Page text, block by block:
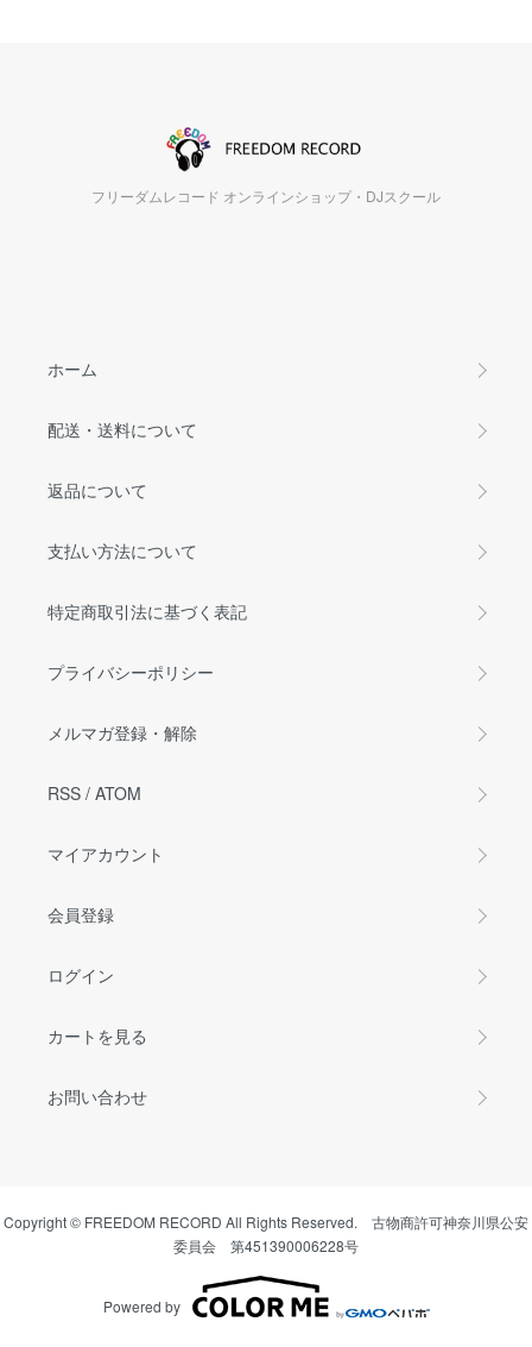
フリーダムレコード オンラインショップ・DJスクール
ホーム
配送・送料について
返品について
支払い方法について
特定商取引法に基づく表記
プライバシーポリシー
メルマガ登録・解除
RSS / ATOM
マイアカウント
会員登録
ログイン
カートを見る
お問い合わせ
Copyright © FREEDOM RECORD All Rights Reserved. 古物商許可神奈川県公安
委員会 第451390006228号
Powered by